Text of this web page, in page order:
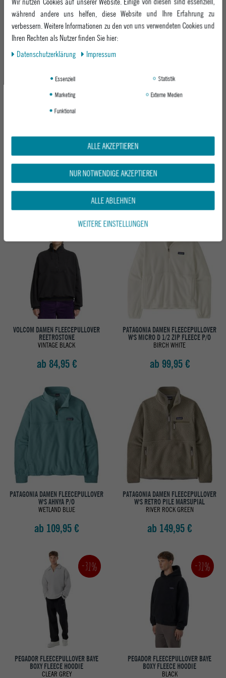
UVP 139,95 €
109,95 €
UVP 59,95 €
44,95 €
-23%
PATAGONIA DAMEN FLEECEJACKE W'S
LW SYNCH SNAP-T P/O
SOFT SPIREA DRIED VANILLA
PATAGONIA DAMEN FLEECEJACKE W'S
RETRO PILE HOODY
NATURAL W/ELLWOOD GREEN
159,95 €
VOLCOM DAMEN FLEECEPULLOVER
REETROSTONE
VINTAGE BLACK
ab 84,95 €
PATAGONIA DAMEN FLEECEPULLOVER
W'S MICRO D 1/2 ZIP FLEECE P/O
BIRCH WHITE
ab 99,95 €
PATAGONIA DAMEN FLEECEPULLOVER
W'S AHNYA P/O
WETLAND BLUE
ab 109,95 €
PATAGONIA DAMEN FLEECEPULLOVER
W'S RETRO PILE MARSUPIAL
RIVER ROCK GREEN
ab 149,95 €
-31%
PEGADOR FLEECEPULLOVER BAYE
BOXY FLEECE HOODIE
CLEAR GREY
-31%
PEGADOR FLEECEPULLOVER BAYE
BOXY FLEECE HOODIE
BLACK
während andere uns helfen, diese Website und Ihre Erfahrung zu
verbessern. Weitere Informationen zu den von uns verwendeten Cookies und
Ihren Rechten als Nutzer finden Sie hier:
Daten­schutz­erklärung
Impressum
Essenziell
Statistik
Marketing
Externe Medien
Funktional
ALLE AKZEPTIEREN
NUR NOTWENDIGE AKZEPTIEREN
ALLE ABLEHNEN
WEITERE EINSTELLUNGEN